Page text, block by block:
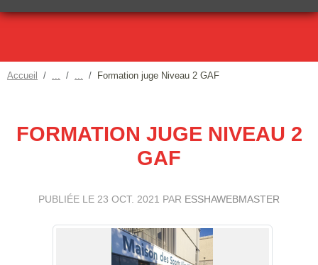
Accueil Formation juge Niveau 2 GAF
FORMATION JUGE NIVEAU 2
GAF
PUBLIÉE LE 23 OCT. 2021 PAR ESSHAWEBMASTER